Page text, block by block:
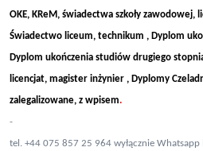
OKE, KReM, świadectwa szkoły
Świadectwo liceum, technikum , Dyplom
Dyplom ukończenia studiów drugiego
licencjat, magister inżynier , Dyplomy
zalegalizowane, z wpisem.
-
tel. +44 075 857 25 964 wyłącznie Whatsapp